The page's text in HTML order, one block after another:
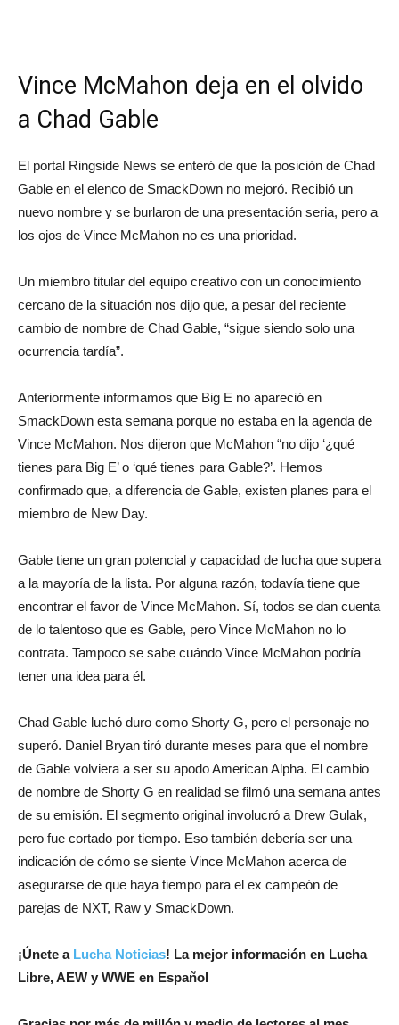
Vince McMahon deja en el olvido
a Chad Gable
El portal Ringside News se enteró de que la posición de Chad
Gable en el elenco de SmackDown no mejoró. Recibió un
nuevo nombre y se burlaron de una presentación seria, pero a
los ojos de Vince McMahon no es una prioridad.
Un miembro titular del equipo creativo con un conocimiento
cercano de la situación nos dijo que, a pesar del reciente
cambio de nombre de Chad Gable, “sigue siendo solo una
ocurrencia tardía”.
Anteriormente informamos que Big E no apareció en
SmackDown esta semana porque no estaba en la agenda de
Vince McMahon. Nos dijeron que McMahon “no dijo ‘¿qué
tienes para Big E’ o ‘qué tienes para Gable?’. Hemos
confirmado que, a diferencia de Gable, existen planes para el
miembro de New Day.
Gable tiene un gran potencial y capacidad de lucha que supera
a la mayoría de la lista. Por alguna razón, todavía tiene que
encontrar el favor de Vince McMahon. Sí, todos se dan cuenta
de lo talentoso que es Gable, pero Vince McMahon no lo
contrata. Tampoco se sabe cuándo Vince McMahon podría
tener una idea para él.
Chad Gable luchó duro como Shorty G, pero el personaje no
superó. Daniel Bryan tiró durante meses para que el nombre
de Gable volviera a ser su apodo American Alpha. El cambio
de nombre de Shorty G en realidad se filmó una semana antes
de su emisión. El segmento original involucró a Drew Gulak,
pero fue cortado por tiempo. Eso también debería ser una
indicación de cómo se siente Vince McMahon acerca de
asegurarse de que haya tiempo para el ex campeón de
parejas de NXT, Raw y SmackDown.
¡Únete a Lucha Noticias! La mejor información en Lucha
Libre, AEW y WWE en Español